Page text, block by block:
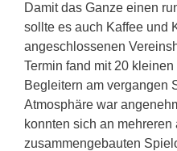
Damit das Ganze einen
sollte es auch Kaffee und
angeschlossenen
Termin fand mit 20
Begleitern am vergangen
Atmosphäre war
konnten sich an mehreren
zusammengebauten